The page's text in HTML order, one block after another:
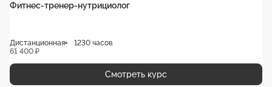
Фитнес-тренер-нутрициолог
Дистанционная
1230 часов
61 400 ₽
Смотреть курс